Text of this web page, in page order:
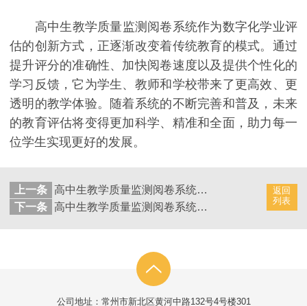
高中生教学质量监测阅卷系统作为数字化学业评
估的创新方式，正逐渐改变着传统教育的模式。通过
提升评分的准确性、加快阅卷速度以及提供个性化的
学习反馈，它为学生、教师和学校带来了更高效、更
透明的教学体验。随着系统的不断完善和普及，未来
的教育评估将变得更加科学、精准和全面，助力每一
位学生实现更好的发展。
返回
列表
上一条
高中生教学质量监测阅卷系统：数字化学习管理的学业支持
下一条
高中生教学质量监测阅卷系统：数字化支持教务管理改革
公司地址：常州市新北区黄河中路132号4号楼301